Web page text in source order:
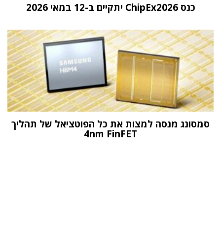
כנס ChipEx2026 יתקיים ב-12 במאי 2026
סמסונג מנסה למצות את כל הפוטציאל של תהליך
4nm FinFET